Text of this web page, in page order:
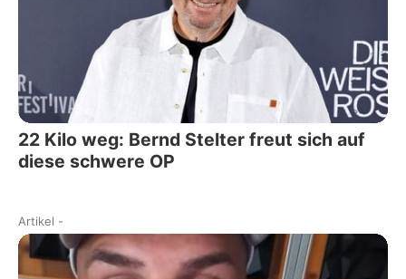
22 Kilo weg: Bernd Stelter freut sich auf
diese schwere OP
Artikel -